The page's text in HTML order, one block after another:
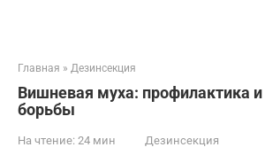
Главная » Дезинсекция
Вишневая муха: профилактика и
борьбы
На чтение: 24 мин Дезинсекция